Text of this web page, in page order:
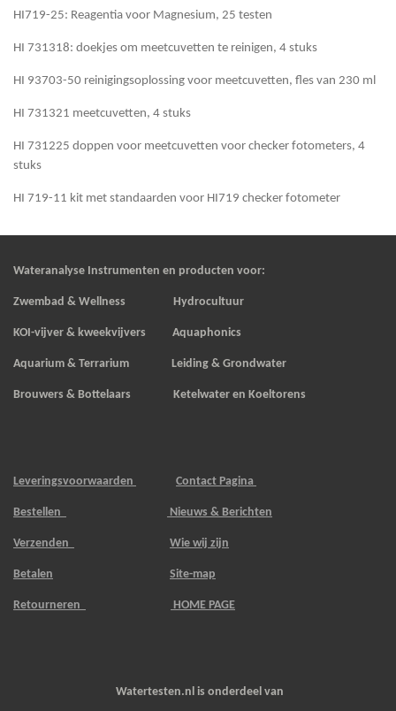
HI719-25: Reagentia voor Magnesium, 25 testen
HI 731318: doekjes om meetcuvetten te reinigen, 4 stuks
HI 93703-50 reinigingsoplossing voor meetcuvetten, fles van 230 ml
HI 731321 meetcuvetten, 4 stuks
HI 731225 doppen voor meetcuvetten voor checker fotometers, 4
stuks
HI 719-11 kit met standaarden voor HI719 checker fotometer
Wateranalyse Instrumenten en producten voor:
Zwembad & Wellness Hydrocultuur
KOI-vijver & kweekvijvers Aquaphonics
Aquarium & Terrarium Leiding & Grondwater
Brouwers & Bottelaars Ketelwater en Koeltorens
Leveringsvoorwaarden Contact Pagina
Bestellen Nieuws & Berichten
Verzenden Wie wij zijn
Betalen Site-map
Retourneren HOME PAGE
Watertesten.nl is onderdeel van